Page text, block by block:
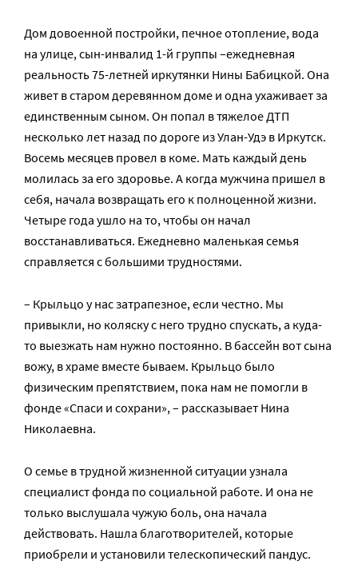
Дом довоенной постройки, печное отопление, вода
на улице, сын-инвалид 1-й группы –ежедневная
реальность 75-летней иркутянки Нины Бабицкой. Она
живет в старом деревянном доме и одна ухаживает за
единственным сыном. Он попал в тяжелое ДТП
несколько лет назад по дороге из Улан-Удэ в Иркутск.
Восемь месяцев провел в коме. Мать каждый день
молилась за его здоровье. А когда мужчина пришел в
себя, начала возвращать его к полноценной жизни.
Четыре года ушло на то, чтобы он начал
восстанавливаться. Ежедневно маленькая семья
справляется с большими трудностями.
– Крыльцо у нас затрапезное, если честно. Мы
привыкли, но коляску с него трудно спускать, а куда-
то выезжать нам нужно постоянно. В бассейн вот сына
вожу, в храме вместе бываем. Крыльцо было
физическим препятствием, пока нам не помогли в
фонде «Спаси и сохрани», – рассказывает Нина
Николаевна.
О семье в трудной жизненной ситуации узнала
специалист фонда по социальной работе. И она не
только выслушала чужую боль, она начала
действовать. Нашла благотворителей, которые
приобрели и установили телескопический пандус.